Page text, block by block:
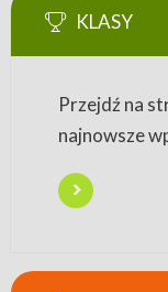
KLASY
Przejdź na
najnowsze